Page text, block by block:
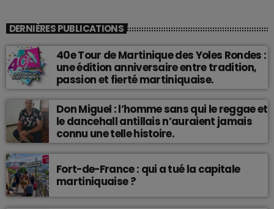
DERNIÈRES PUBLICATIONS
40e Tour de Martinique des Yoles Rondes :
une édition anniversaire entre tradition,
passion et fierté martiniquaise.
Don Miguel : l’homme sans qui le reggae et
le dancehall antillais n’auraient jamais
connu une telle histoire.
Fort-de-France : qui a tué la capitale
martiniquaise ?